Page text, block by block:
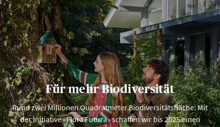
Für mehr Biodiversität
Rund zwei Millionen Quadratmeter Biodiversitätsfläche: Mit
der Initiative «Flora Futura» schaffen wir bis 2025 einen